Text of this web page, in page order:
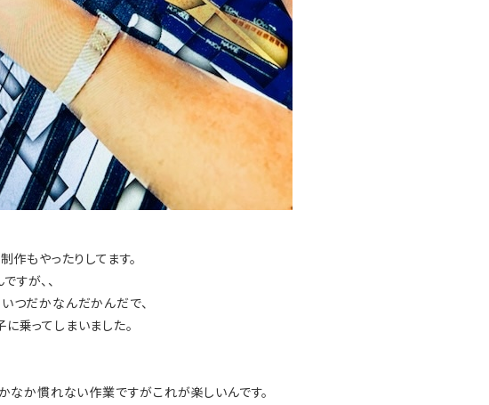
作もやったりしてます。
すが、、
つだかなんだかんだで、
乗ってしまいました。
なか慣れない作業ですがこれが楽しいんです。